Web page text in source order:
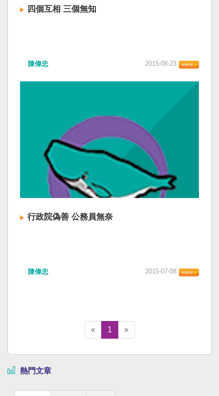
四個互相 三個無知
陳偉忠 2015-08-23
行政院偽善 公務員無奈
陳偉忠 2015-07-08
« 1 »
熱門文章